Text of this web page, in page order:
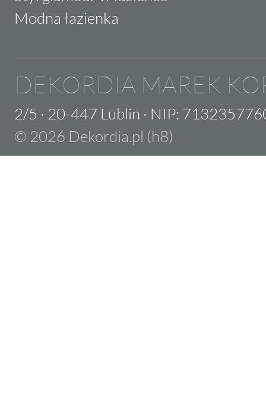
Modna łazienka
DEKORDIA MAREK
2/5 · 20-447 Lublin · NIP:
© 2026 Dekordia.pl (h8)